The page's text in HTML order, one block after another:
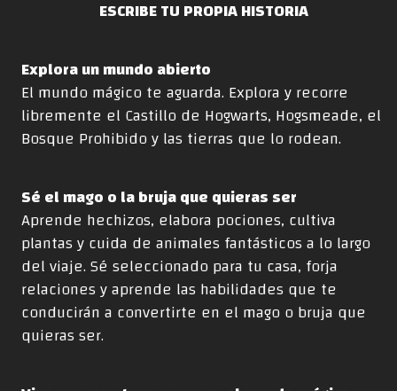
ESCRIBE TU PROPIA HISTORIA
Explora un mundo abierto
El mundo mágico te aguarda. Explora y recorre
libremente el Castillo de Hogwarts, Hogsmeade, el
Bosque Prohibido y las tierras que lo rodean.
Sé el mago o la bruja que quieras ser
Aprende hechizos, elabora pociones, cultiva
plantas y cuida de animales fantásticos a lo largo
del viaje. Sé seleccionado para tu casa, forja
relaciones y aprende las habilidades que te
conducirán a convertirte en el mago o bruja que
quieras ser.